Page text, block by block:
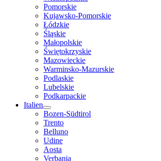
Pomorskie
Kujawsko-Pomorskie
Łódzkie
Śląskie
Małopolskie
Świętokrzyskie
Mazowieckie
Warminsko-Mazurskie
Podlaskie
Lubelskie
Podkarpackie
Italien
Bozen-Südtirol
Trento
Belluno
Udine
Aosta
Verbania